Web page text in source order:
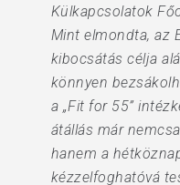
Külkapcsolatok
Mint elmondta, az
kibocsátás célja
könnyen
a „Fit for 55”
átállás már
hanem a
kézzelfoghatóvá